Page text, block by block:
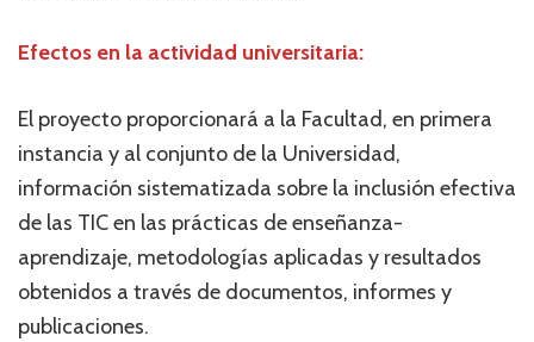
Efectos en la actividad universitaria:
El proyecto proporcionará a la Facultad, en primera
instancia y al conjunto de la Universidad,
información sistematizada sobre la inclusión efectiva
de las TIC en las prácticas de enseñanza-
aprendizaje, metodologías aplicadas y resultados
obtenidos a través de documentos, informes y
publicaciones.